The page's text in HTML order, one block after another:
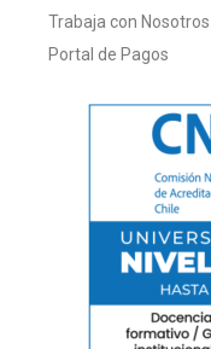
Trabaja con Nosotros
Portal de Pagos